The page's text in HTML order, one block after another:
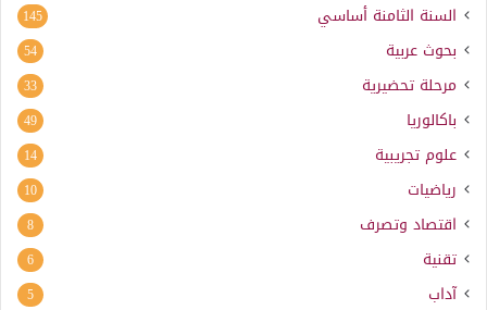
السنة الثامنة أساسي 145
بحوث عربية 54
مرحلة تحضيرية 33
باكالوريا 49
علوم تجريبية 14
رياضيات 10
اقتصاد وتصرف 8
تقنية 6
آداب 5